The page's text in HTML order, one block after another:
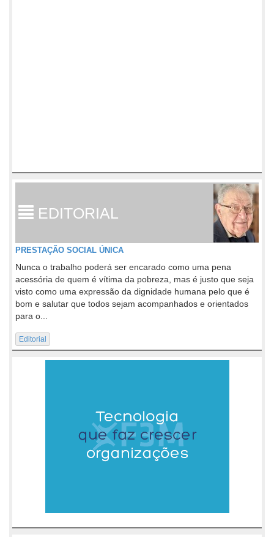
EDITORIAL
PRESTAÇÃO SOCIAL ÚNICA
Nunca o trabalho poderá ser encarado como uma pena
acessória de quem é vítima da pobreza, mas é justo que seja
visto como uma expressão da dignidade humana pelo que é
bom e salutar que todos sejam acompanhados e orientados
para o...
Editorial